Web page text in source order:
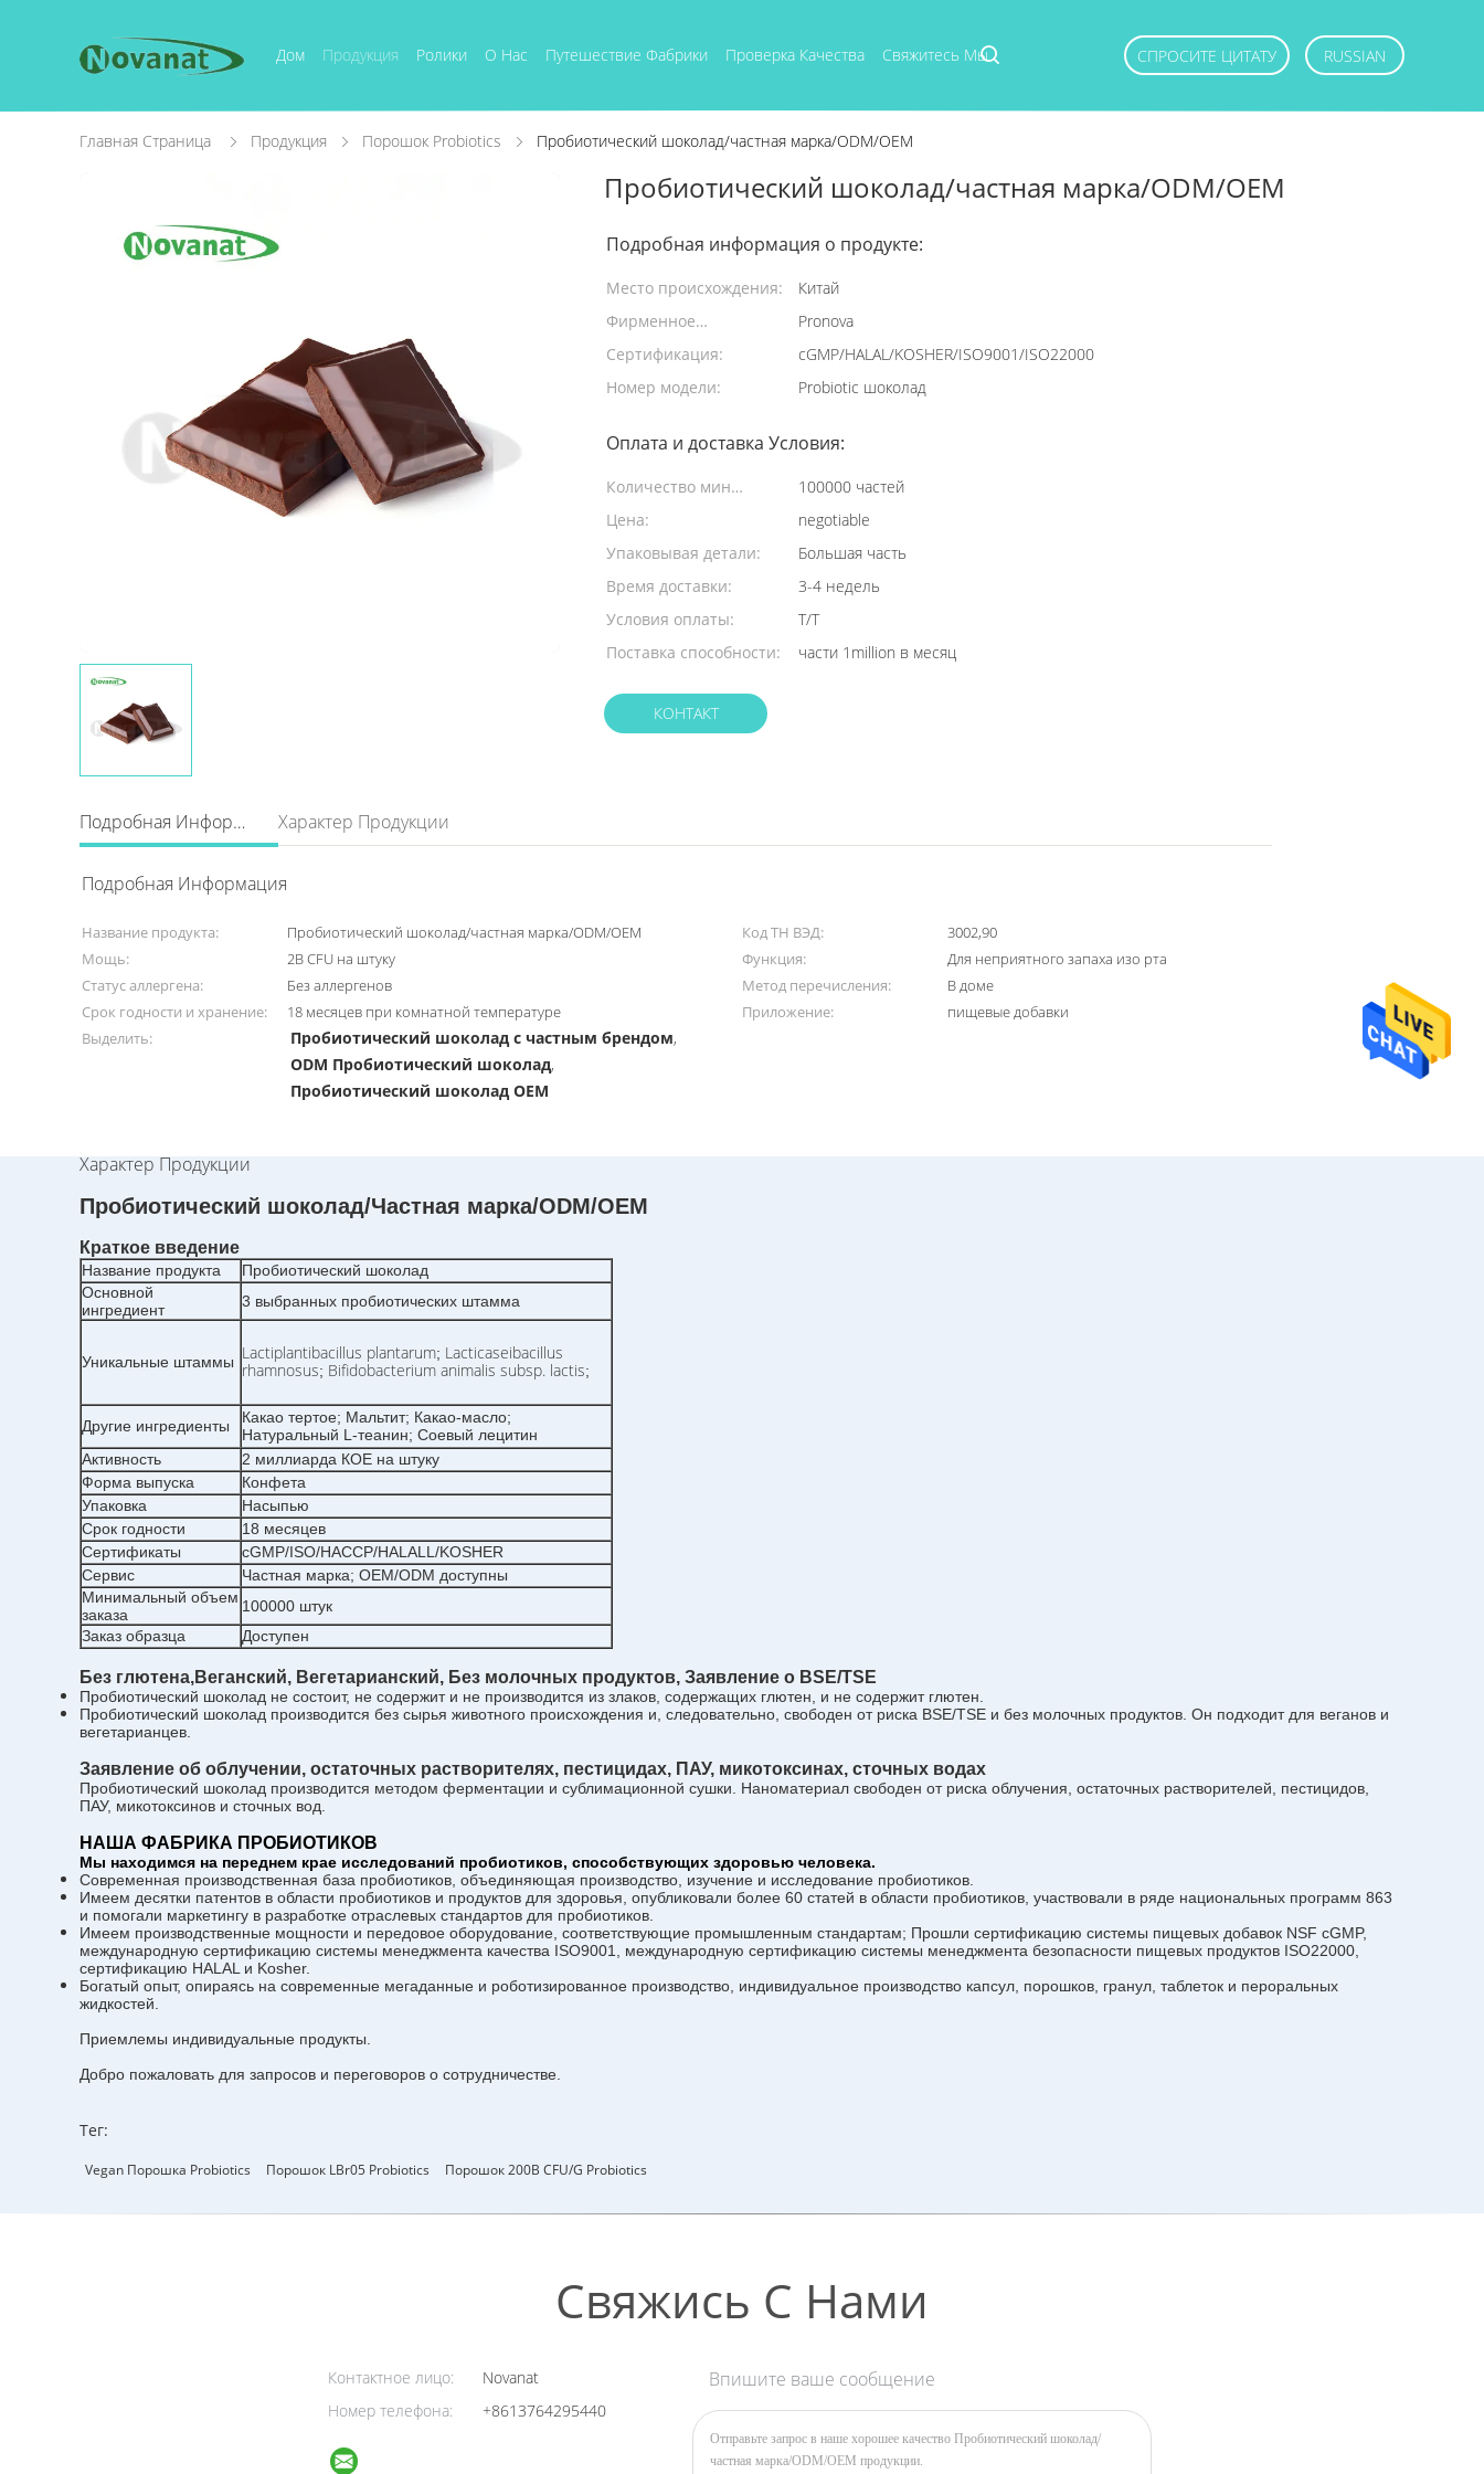
Дом Продукция Ролики О Нас Путешествие Фабрики Проверка Качества Свяжитесь Мы СПРОСИТЕ ЦИТАТУ RUSSIAN
Главная Страница Продукция Порошок Probiotics Пробиотический шоколад/частная марка/ODM/OEM
Пробиотический шоколад/частная марка/ODM/OEM
Подробная информация о продукте:
Место происхождения:
Китай
Фирменное
наименование:
Pronova
Сертификация:
cGMP/HALAL/KOSHER/ISO9001/ISO22000
Номер модели:
Probiotic шоколад
Оплата и доставка Условия:
Количество мин
заказа:
100000 частей
Цена:
negotiable
Упаковывая детали:
Большая часть
Время доставки:
3-4 недель
Условия оплаты:
T/T
Поставка способности:
части 1million в месяц
КОНТАКТ
Подробная Информация Характер Продукции
Подробная Информация
Название продукта: Пробиотический шоколад/частная марка/ODM/OEM Код ТН ВЭД:
3002,90
Мощь:
2B CFU на штуку Функция:
Для неприятного запаха изо рта
Статус аллергена:
Без аллергенов Метод перечисления:
В доме
Срок годности и хранение:
18 месяцев при комнатной температуре Приложение:
пищевые добавки
Выделить:
Пробиотический шоколад с частным брендом,
ODM Пробиотический шоколад,
Пробиотический шоколад OEM
Характер Продукции
Пробиотический шоколад/Частная марка/ODM/OEM
Краткое введение
Название продукта
Пробиотический шоколад
Основной
ингредиент
3 выбранных пробиотических штамма
Уникальные штаммы Lactiplantibacillus plantarum; Lacticaseibacillus
rhamnosus; Bifidobacterium animalis subsp. lactis;
Другие ингредиенты
Какао тертое; Мальтит; Какао-масло;
Натуральный L-теанин; Соевый лецитин
Активность
2 миллиарда КОЕ на штуку
Форма выпуска
Конфета
Упаковка
Насыпью
Срок годности
18 месяцев
Сертификаты
cGMP/ISO/HACCP/HALALL/KOSHER
Сервис
Частная марка; OEM/ODM доступны
Минимальный объем
заказа
100000 штук
Заказ образца
Доступен
Без глютена,Веганский, Вегетарианский, Без молочных продуктов, Заявление о BSE/TSE
Пробиотический шоколад не состоит, не содержит и не производится из злаков, содержащих глютен, и не содержит глютен.
Пробиотический шоколад производится без сырья животного происхождения и, следовательно, свободен от риска BSE/TSE и без молочных продуктов. Он подходит для веганов и
вегетарианцев.
Заявление об облучении, остаточных растворителях, пестицидах, ПАУ, микотоксинах, сточных водах
Пробиотический шоколад производится методом ферментации и сублимационной сушки. Наноматериал свободен от риска облучения, остаточных растворителей, пестицидов,
ПАУ, микотоксинов и сточных вод.
НАША ФАБРИКА ПРОБИОТИКОВ
Мы находимся на переднем крае исследований пробиотиков, способствующих здоровью человека.
Современная производственная база пробиотиков, объединяющая производство, изучение и исследование пробиотиков.
Имеем десятки патентов в области пробиотиков и продуктов для здоровья, опубликовали более 60 статей в области пробиотиков, участвовали в ряде национальных программ 863
и помогали маркетингу в разработке отраслевых стандартов для пробиотиков.
Имеем производственные мощности и передовое оборудование, соответствующие промышленным стандартам; Прошли сертификацию системы пищевых добавок NSF cGMP,
международную сертификацию системы менеджмента качества ISO9001, международную сертификацию системы менеджмента безопасности пищевых продуктов ISO22000,
сертификацию HALAL и Kosher.
Богатый опыт, опираясь на современные мегаданные и роботизированное производство, индивидуальное производство капсул, порошков, гранул, таблеток и пероральных
жидкостей.
Приемлемы индивидуальные продукты.
Добро пожаловать для запросов и переговоров о сотрудничестве.
Тег:
Vegan Порошка Probiotics Порошок LBr05 Probiotics Порошок 200B CFU/g Probiotics
Свяжись С Нами
Контактное лицо:
Novanat
Номер телефона:
+8613764295440
Впишите ваше сообщение